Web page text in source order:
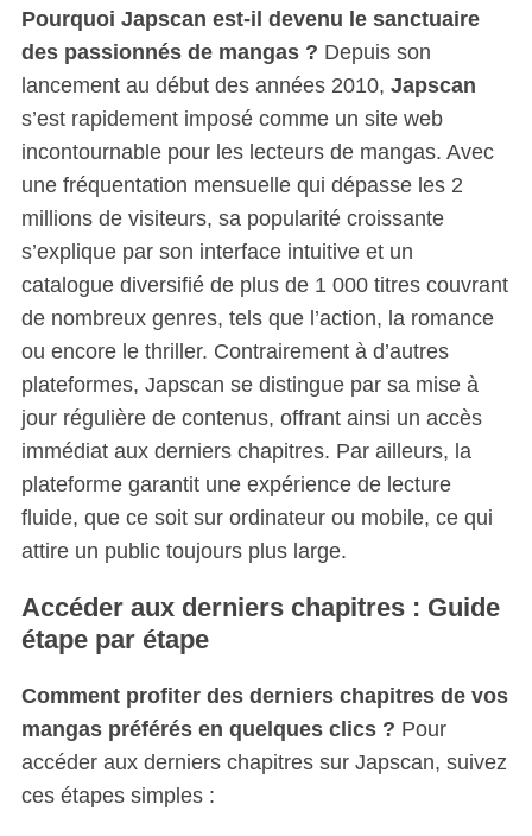
Pourquoi Japscan est-il devenu le sanctuaire
des passionnés de mangas ? Depuis son
lancement au début des années 2010, Japscan
s’est rapidement imposé comme un site web
incontournable pour les lecteurs de mangas. Avec
une fréquentation mensuelle qui dépasse les 2
millions de visiteurs, sa popularité croissante
s’explique par son interface intuitive et un
catalogue diversifié de plus de 1 000 titres couvrant
de nombreux genres, tels que l’action, la romance
ou encore le thriller. Contrairement à d’autres
plateformes, Japscan se distingue par sa mise à
jour régulière de contenus, offrant ainsi un accès
immédiat aux derniers chapitres. Par ailleurs, la
plateforme garantit une expérience de lecture
fluide, que ce soit sur ordinateur ou mobile, ce qui
attire un public toujours plus large.
Accéder aux derniers chapitres : Guide
étape par étape
Comment profiter des derniers chapitres de vos
mangas préférés en quelques clics ? Pour
accéder aux derniers chapitres sur Japscan, suivez
ces étapes simples :